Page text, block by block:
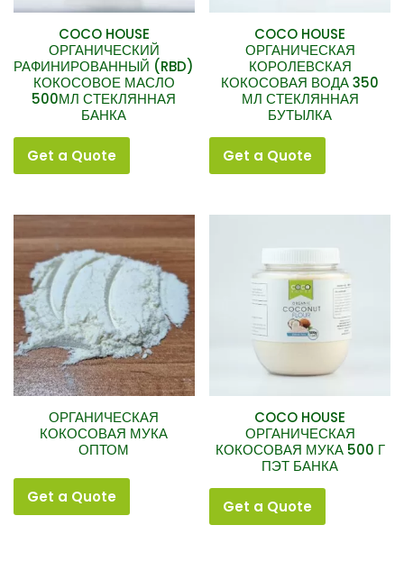
COCO HOUSE
ОРГАНИЧЕСКИЙ
РАФИНИРОВАННЫЙ (RBD)
КОКОСОВОЕ МАСЛО
500МЛ СТЕКЛЯННАЯ
БАНКА
Get a Quote
COCO HOUSE
ОРГАНИЧЕСКАЯ
КОРОЛЕВСКАЯ
КОКОСОВАЯ ВОДА 350
МЛ СТЕКЛЯННАЯ
БУТЫЛКА
Get a Quote
ОРГАНИЧЕСКАЯ
КОКОСОВАЯ МУКА
ОПТОМ
Get a Quote
COCO HOUSE
ОРГАНИЧЕСКАЯ
КОКОСОВАЯ МУКА 500 Г
ПЭТ БАНКА
Get a Quote